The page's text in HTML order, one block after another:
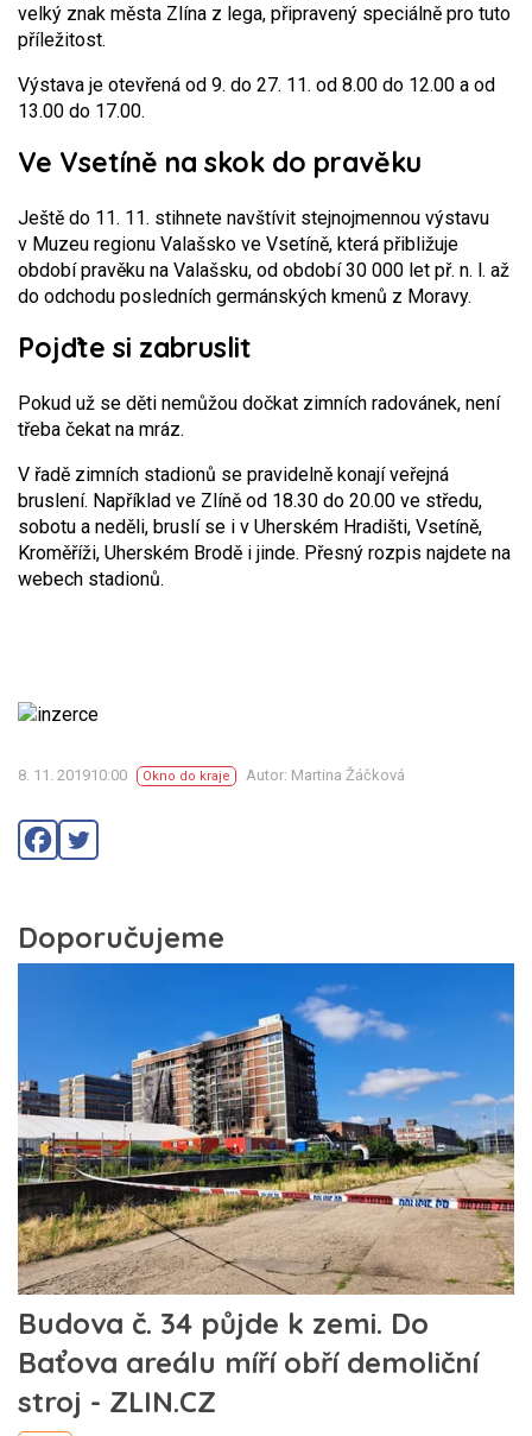
velký znak města Zlína z lega, připravený speciálně pro tuto
příležitost.
Výstava je otevřená od 9. do 27. 11. od 8.00 do 12.00 a od
13.00 do 17.00.
Ve Vsetíně na skok do pravěku
Ještě do 11. 11. stihnete navštívit stejnojmennou výstavu
v Muzeu regionu Valašsko ve Vsetíně, která přibližuje
období pravěku na Valašsku, od období 30 000 let př. n. l. až
do odchodu posledních germánských kmenů z Moravy.
Pojďte si zabruslit
Pokud už se děti nemůžou dočkat zimních radovánek, není
třeba čekat na mráz.
V řadě zimních stadionů se pravidelně konají veřejná
bruslení. Například ve Zlíně od 18.30 do 20.00 ve středu,
sobotu a neděli, bruslí se i v Uherském Hradišti, Vsetíně,
Kroměříži, Uherském Brodě i jinde. Přesný rozpis najdete na
webech stadionů.
8. 11. 201910:00 Okno do kraje Autor: Martina Žáčková